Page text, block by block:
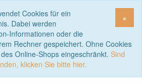
×
Cookies für ein
Dabei werden
Informationen oder die
Rechner gespeichert. Ohne Cookies
Online-Shops eingeschränkt. Sind
klicken Sie bitte hier.